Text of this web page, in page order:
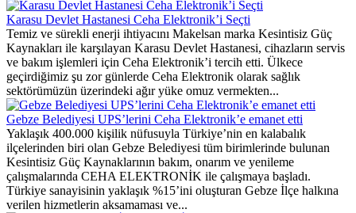
Karasu Devlet Hastanesi Ceha Elektronik’i Seçti
Temiz ve sürekli enerji ihtiyacını Makelsan marka Kesintisiz Güç
Kaynakları ile karşılayan Karasu Devlet Hastanesi, cihazların servis
ve bakım işlemleri için Ceha Elektronik’i tercih etti. Ülkece
geçirdiğimiz şu zor günlerde Ceha Elektronik olarak sağlık
sektörümüzün üzerindeki ağır yüke omuz vermekten...
Gebze Belediyesi UPS’lerini Ceha Elektronik’e emanet etti
Yaklaşık 400.000 kişilik nüfusuyla Türkiye’nin en kalabalık
ilçelerinden biri olan Gebze Belediyesi tüm birimlerinde bulunan
Kesintisiz Güç Kaynaklarının bakım, onarım ve yenileme
çalışmalarında CEHA ELEKTRONİK ile çalışmaya başladı.
Türkiye sanayisinin yaklaşık %15’ini oluşturan Gebze İlçe halkına
verilen hizmetlerin aksamaması ve...